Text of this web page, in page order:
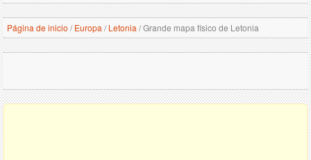
Página de inicio / Europa / Letonia /Grande mapa físico de Letonia